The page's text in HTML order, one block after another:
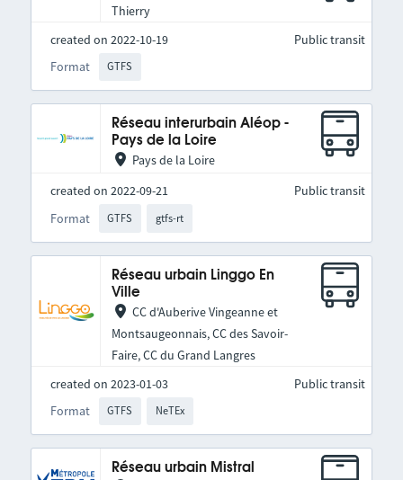
Thierry
created on 2022-10-19
Format
GTFS
Public transit
Réseau interurbain Aléop -
Pays de la Loire
Pays de la Loire
created on 2022-09-21
Format
GTFS gtfs-rt
Public transit
Réseau urbain Linggo En
Ville
CC d'Auberive Vingeanne et
Montsaugeonnais, CC des Savoir-
Faire, CC du Grand Langres
created on 2023-01-03
Format
GTFS NeTEx
Public transit
Réseau urbain Mistral